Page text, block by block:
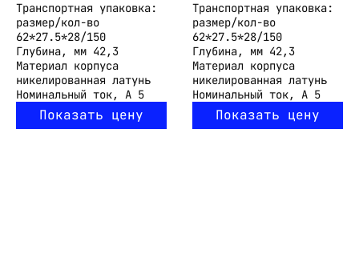
Транспортная упаковка:
размер/кол-во
62*27.5*28/150
Глубина, мм 42,3
Материал корпуса
никелированная латунь
Номинальный ток, А 5
Показать цену
Транспортная упаковка:
размер/кол-во
62*27.5*28/150
Глубина, мм 42,3
Материал корпуса
никелированная латунь
Номинальный ток, А 5
Показать цену